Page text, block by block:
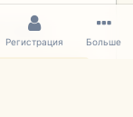
здесь.
Регистрация Больше